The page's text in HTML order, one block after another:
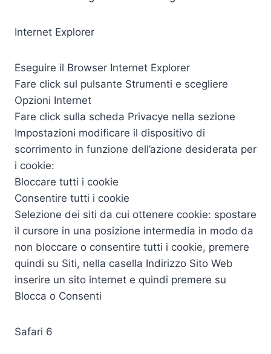
Internet Explorer
Eseguire il Browser Internet Explorer
Fare click sul pulsante Strumenti e scegliere
Opzioni Internet
Fare click sulla scheda Privacye nella sezione
Impostazioni modificare il dispositivo di
scorrimento in funzione dell’azione desiderata per
i cookie:
Bloccare tutti i cookie
Consentire tutti i cookie
Selezione dei siti da cui ottenere cookie: spostare
il cursore in una posizione intermedia in modo da
non bloccare o consentire tutti i cookie, premere
quindi su Siti, nella casella Indirizzo Sito Web
inserire un sito internet e quindi premere su
Blocca o Consenti
Safari 6